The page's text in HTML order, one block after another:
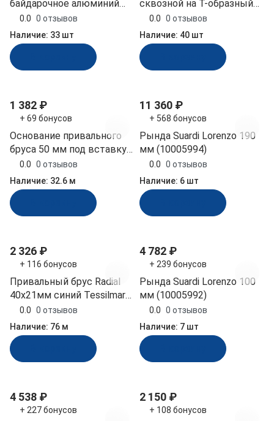
и
е
й
ы
х
ы
ф
к
и
в
л
и
байдарочное алюминий
пластик Easterner (C50444)
0.0 0 отзывов
Наличие: 33 шт
сквозной на Т-образный
профиль быстросъемный,
нержавеющая сталь
(030647Т)
0.0 0 отзывов
Наличие: 40 шт
1 382 ₽
+ 69 бонусов
Основание привального
бруса 50 мм под вставку
35 мм Tessilmare Sphera
(10249353)
0.0 0 отзывов
Наличие: 32.6 м
11 360 ₽
+ 568 бонусов
Рында Suardi Lorenzo 190
мм (10005994)
0.0 0 отзывов
Наличие: 6 шт
2 326 ₽
+ 116 бонусов
Привальный брус Radial
40х21мм синий Tessilmare
ПВХ (10252353)
0.0 0 отзывов
Наличие: 76 м
4 782 ₽
+ 239 бонусов
Рында Suardi Lorenzo 100
мм (10005992)
0.0 0 отзывов
Наличие: 7 шт
4 538 ₽
+ 227 бонусов
2 150 ₽
+ 108 бонусов